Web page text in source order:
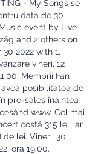
- My Songs se
data de 30
event by Live
and 2 others on
2022 with 1.
vineri, 12
Membrii Fan
posibilitatea de
pre-sales înaintea
www. Cel mai
costă 315 lei, iar
lei. Vineri, 30
ora 19:00.